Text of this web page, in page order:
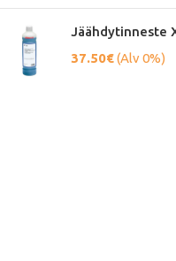
Jäähdytinneste
37.50€(Alv 0%)